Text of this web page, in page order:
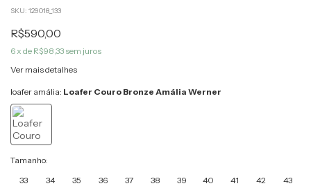
SKU: 129018_133
R$590,00
6 x de R$98,33 sem juros
Ver mais detalhes
loafer amália: Loafer Couro Bronze Amália Werner
Tamanho:
33
34 35 36 37 38 39 40 41 42 43